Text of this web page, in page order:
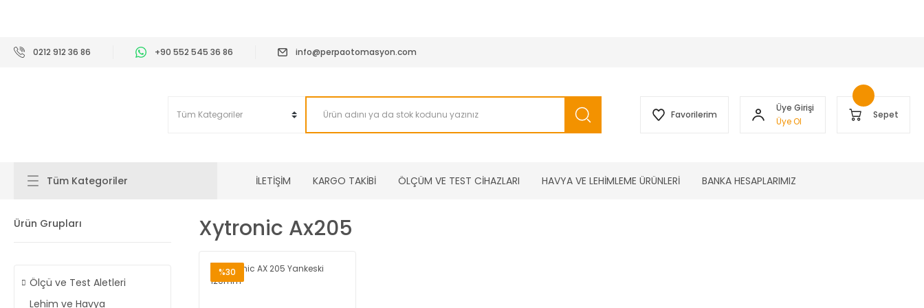
0212 912 36 86 +90 552 545 36 86 info@perpaotomasyon.com
Favorilerim
Üye Girişi
Üye Ol
Sepet
Tüm Kategoriler İLETİŞİM KARGO TAKİBİ ÖLÇÜM VE TEST CİHAZLARI HAVYA VE LEHİMLEME ÜRÜNLERİ BANKA HESAPLARIMIZ
Ürün Grupları
Ölçü ve Test Aletleri
Lehim ve Havya
Xytronic Ax205
%30